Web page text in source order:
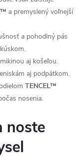
a premyslený voľnejší
a pohodlný pás
aj košeľou.
aj podpätkom.
TENCEL™
nosenia.
noste